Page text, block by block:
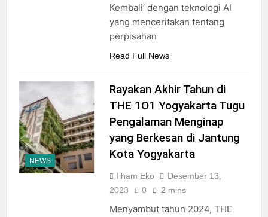
Kembali’ dengan teknologi AI
yang menceritakan tentang
perpisahan
Read Full News
NEWS
Rayakan Akhir Tahun di
THE 1O1 Yogyakarta Tugu
Pengalaman Menginap
yang Berkesan di Jantung
Kota Yogyakarta
Ilham Eko
Desember 13,
2023
0 2 mins
Menyambut tahun 2024, THE